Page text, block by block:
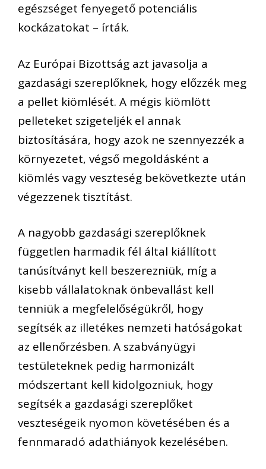
egészséget fenyegető potenciális
kockázatokat – írták.
Az Európai Bizottság azt javasolja a
gazdasági szereplőknek, hogy előzzék meg
a pellet kiömlését. A mégis kiömlött
pelleteket szigeteljék el annak
biztosítására, hogy azok ne szennyezzék a
környezetet, végső megoldásként a
kiömlés vagy veszteség bekövetkezte után
végezzenek tisztítást.
A nagyobb gazdasági szereplőknek
független harmadik fél által kiállított
tanúsítványt kell beszerezniük, míg a
kisebb vállalatoknak önbevallást kell
tenniük a megfelelőségükről, hogy
segítsék az illetékes nemzeti hatóságokat
az ellenőrzésben. A szabványügyi
testületeknek pedig harmonizált
módszertant kell kidolgozniuk, hogy
segítsék a gazdasági szereplőket
veszteségeik nyomon követésében és a
fennmaradó adathiányok kezelésében.